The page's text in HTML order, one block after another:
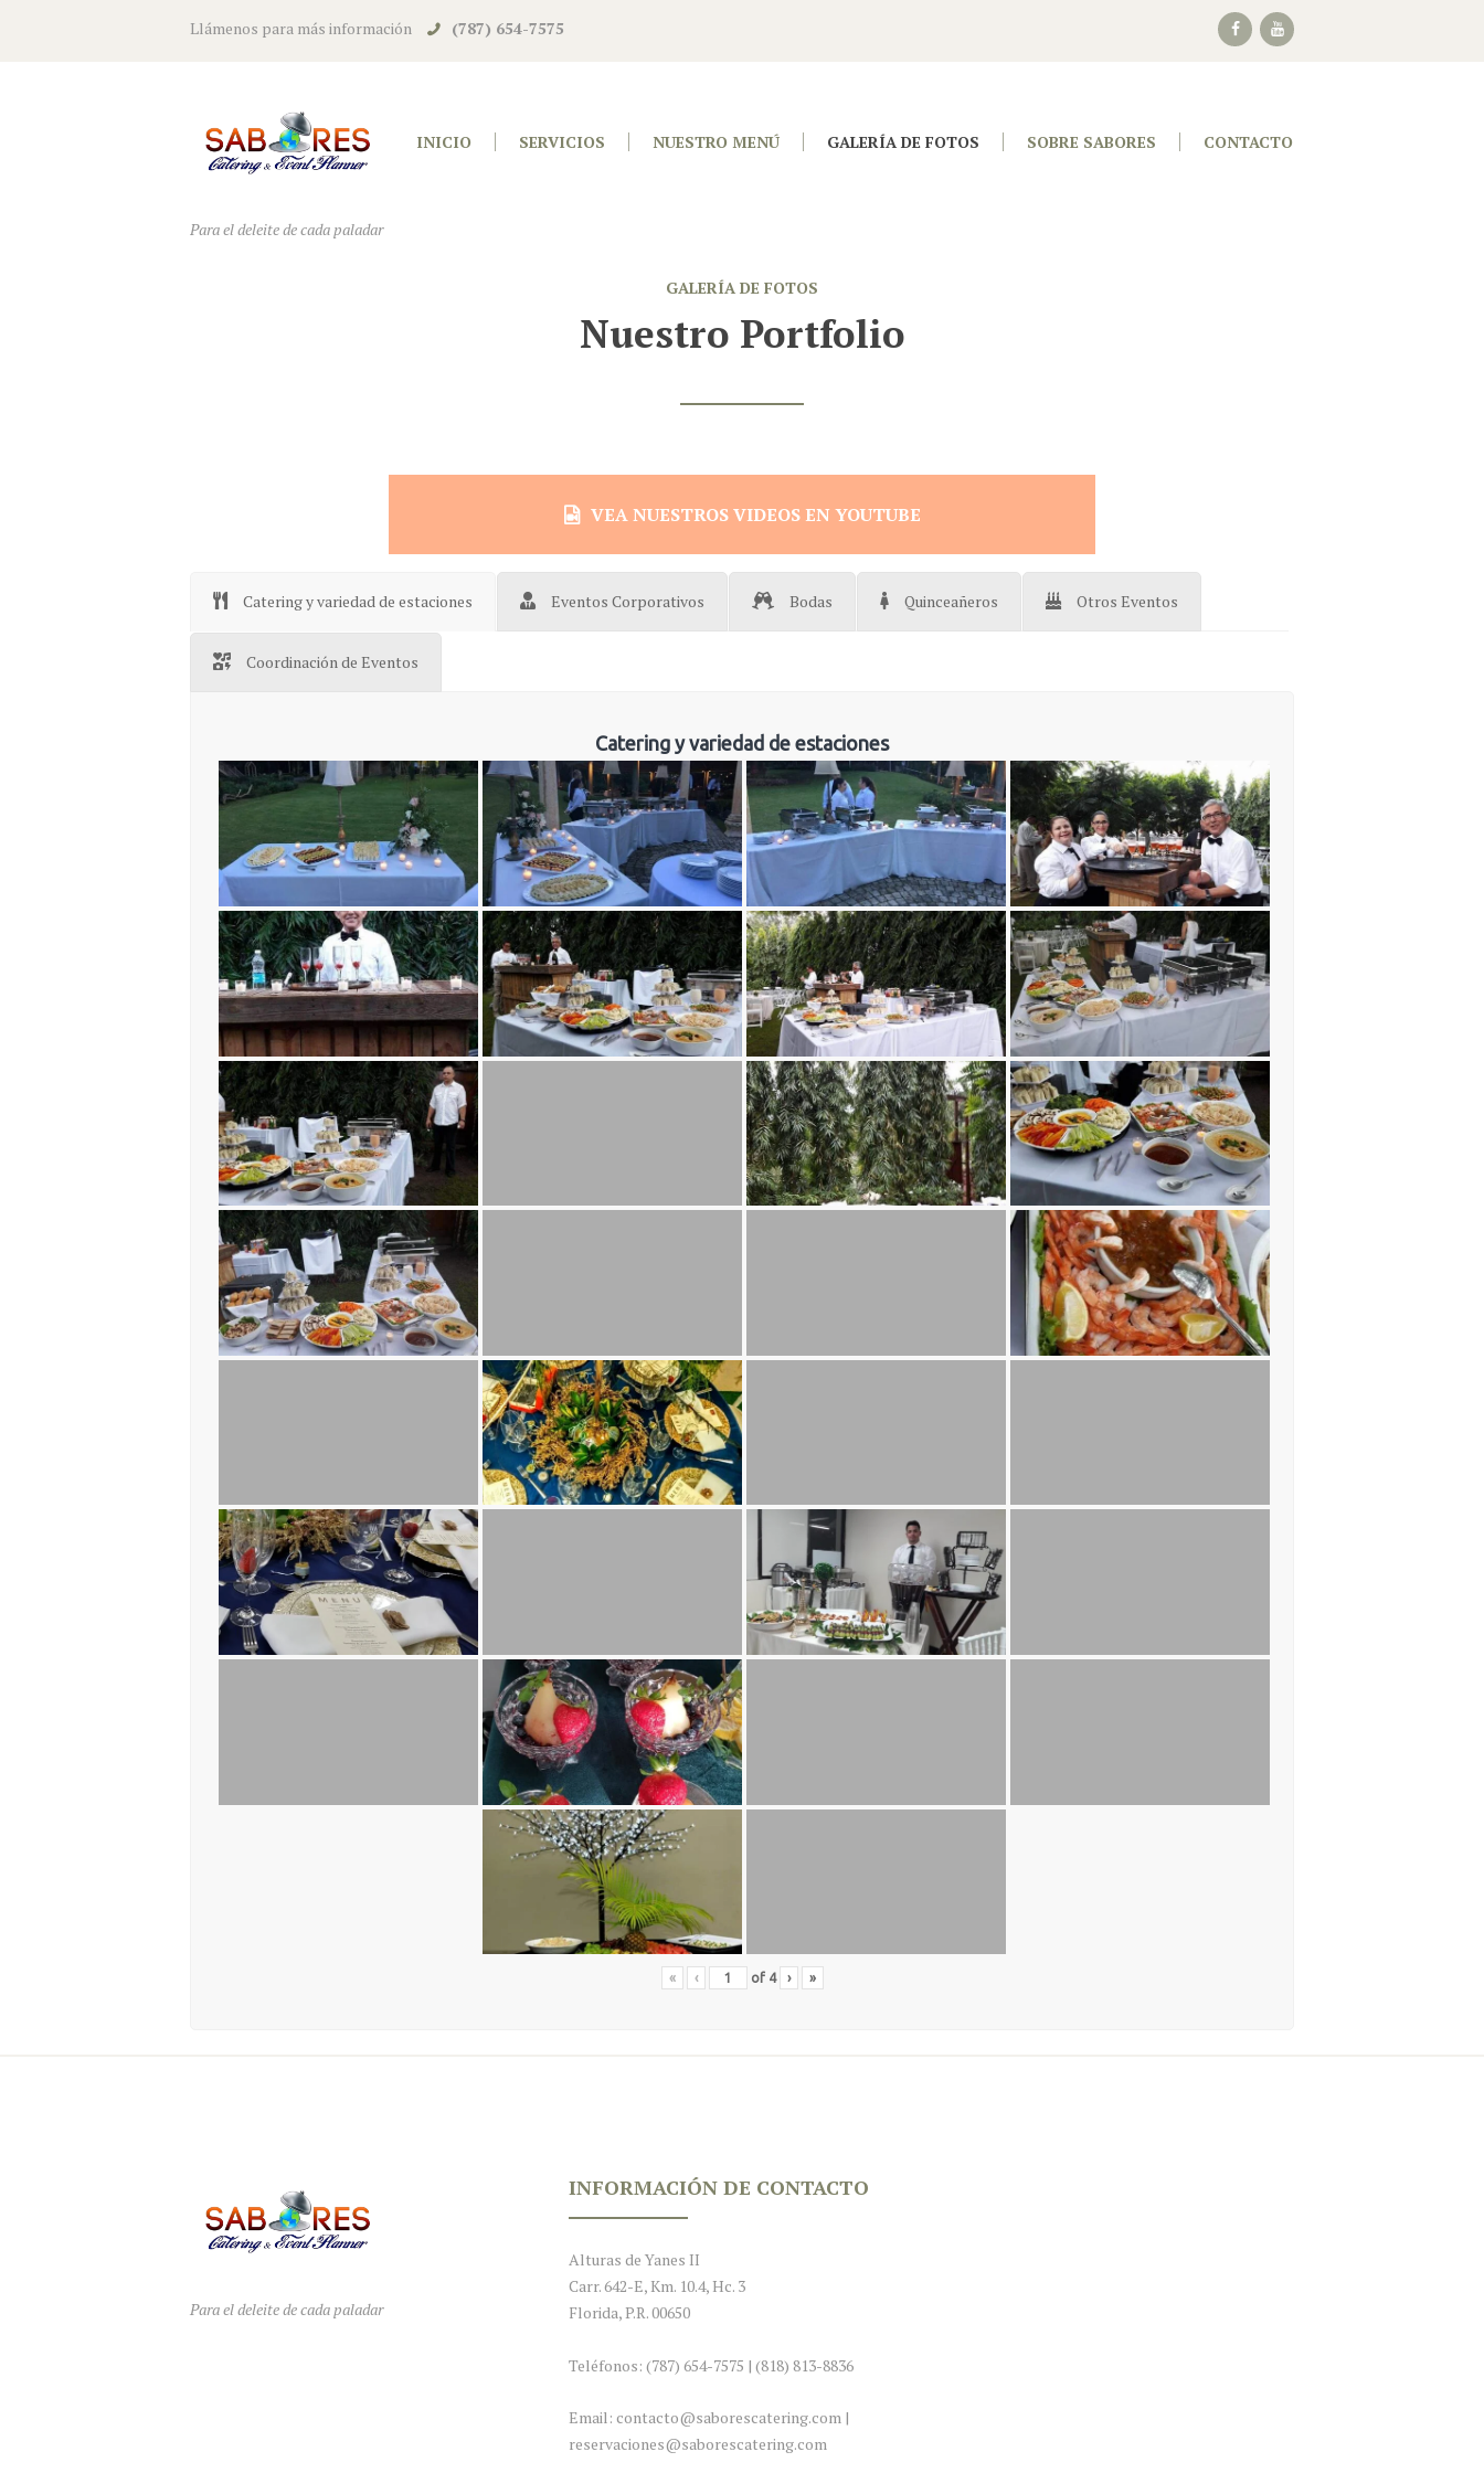
Llámenos para más información (787) 654-7575
Para el deleite de cada paladar
INICIO SERVICIOS NUESTRO MENÚ GALERÍA DE FOTOS SOBRE SABORES CONTACTO
GALERÍA DE FOTOS
Nuestro Portfolio
VEA NUESTROS VIDEOS EN YOUTUBE
Catering y variedad de estaciones Eventos Corporativos Bodas Quinceañeros Otros Eventos
Coordinación de Eventos
Catering y variedad de estaciones
« ‹ of 4 › »
Para el deleite de cada paladar
INFORMACIÓN DE CONTACTO
Alturas de Yanes II
Carr. 642-E, Km. 10.4, Hc. 3
Florida, P.R. 00650
Teléfonos: (787) 654-7575 | (818) 813-8836
Email: contacto@saborescatering.com |
reservaciones@saborescatering.com